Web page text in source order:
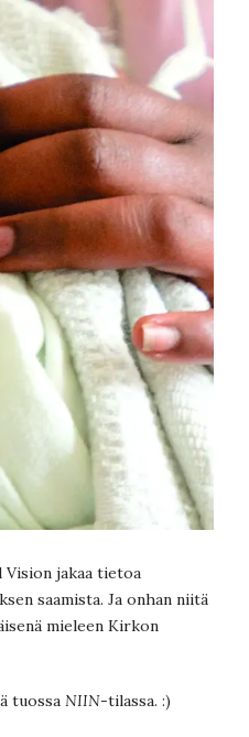
Vision jakaa tietoa
saamista. Ja onhan niitä
mieleen Kirkon
tuossa NIIN-tilassa. :)